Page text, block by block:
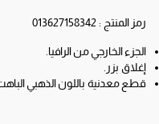
رمز المنتج : 013627158342
الجزء الخارجي من الرافيا.
إغلاق بزر.
قطع معدنية باللون الذهبي الباهت.